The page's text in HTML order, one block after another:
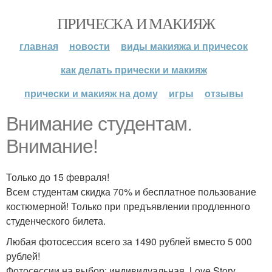
ПРИЧЕСКА И МАКИЯЖ
главная новости
виды макияжа и причесок
как делать прически и макияж
прически и макияж на дому
игры отзывы
Внимание студентам.
Внимание!
Только до 15 февраля!
Всем студентам скидка 70% и бесплатное пользование
костюмерной! Только при предъявлении продленного
студенческого билета.
Любая фотосессия всего за 1490 рублей вместо 5 000
рублей!